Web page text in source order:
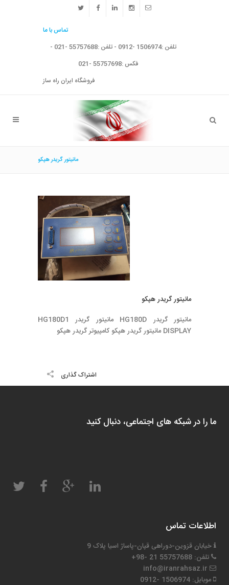
تماس با ما
تلفن :1506974 -0912 - تلفن :55757688 -021 -
فکس :55757698 -021
فروشگاه ایران راه ساز
مانيتور گريدر هپكو
مانيتور گريدر هپكو
مانيتور گريدر HG180D مانيتور گريدر HG180D1
DISPLAY مانيتور گريدر هپكو كامپيوتر گريدر هپكو
اشتراک گذاری
ما را در شبکه های اجتماعی، دنبال کنید
اطلاعات تماس
خیابان قزوین-دوراهی قپان-پاساژ اسیا پلاک 9
تلفن: 55757688 21 -98+
موبایل: 1506974 -0912